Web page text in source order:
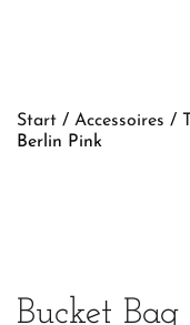
Start / Accessoires /
Berlin Pink
Bucket